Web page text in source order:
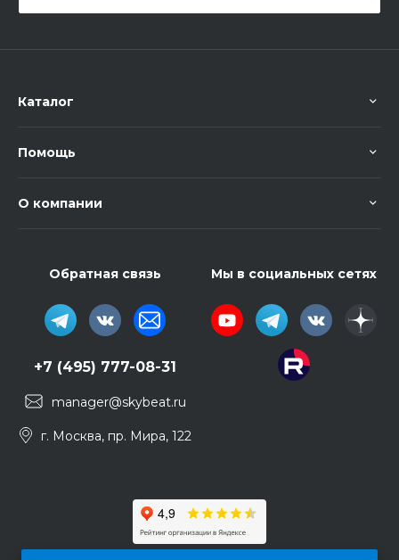
Каталог
Помощь
О компании
Обратная связь
+7 (495) 777-08-31
manager@skybeat.ru
г. Москва, пр. Мира, 122
Мы в социальных сетях